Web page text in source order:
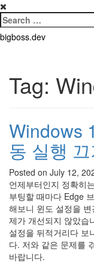
Search
for:
Skip
bigboss.dev
Tag:
Windows
동 실행 끄
Posted on July 12,
언제부터인지 정확히
부팅할 때마다 Edge
해보니 윈도 설정을
제가 개선되지 않았습
설정을 뒤적거리다 보
다. 저와 같은 문제를
바랍니다.